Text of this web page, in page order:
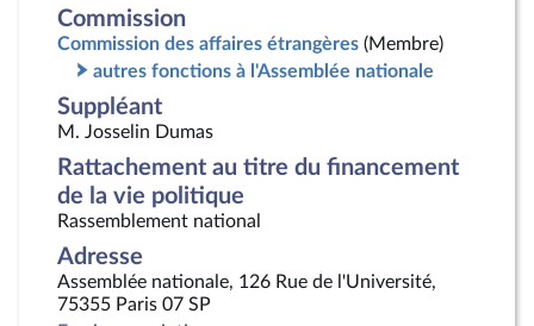
Commission
Commission des affaires étrangères (Membre)
autres fonctions à l'Assemblée nationale
Suppléant
M. Josselin Dumas
Rattachement au titre du financement
de la vie politique
Rassemblement national
Adresse
Assemblée nationale, 126 Rue de l'Université,
75355 Paris 07 SP